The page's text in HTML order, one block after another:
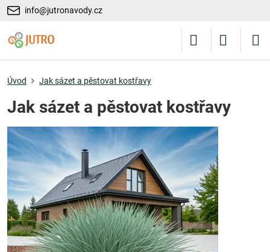
info@jutronavody.cz
Úvod Jak sázet a pěstovat kostřavy
Jak sázet a pěstovat kostřavy